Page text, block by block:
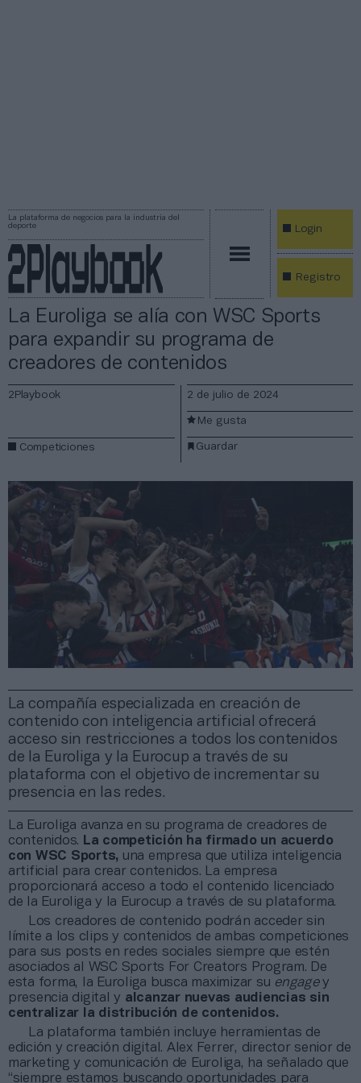
La plataforma de negocios para la industria del
deporte
Login
Registro
La Euroliga se alía con WSC Sports
para expandir su programa de
creadores de contenidos
La compañía especializada en creación de
contenido con inteligencia artificial ofrecerá
acceso sin restricciones a todos los contenidos
de la Euroliga y la Eurocup a través de su
plataforma con el objetivo de incrementar su
presencia en las redes.
2Playbook
Competiciones
2 de julio de 2024
Guardar
Me gusta
La Euroliga avanza en su programa de creadores de
contenidos. La competición ha firmado un acuerdo
con WSC Sports, una empresa que utiliza inteligencia
artificial para crear contenidos. La empresa
proporcionará acceso a todo el contenido licenciado
de la Euroliga y la Eurocup a través de su plataforma.
Los creadores de contenido podrán acceder sin
límite a los clips y contenidos de ambas competiciones
para sus posts en redes sociales siempre que estén
asociados al WSC Sports For Creators Program. De
esta forma, la Euroliga busca maximizar su engagey
presencia digital y alcanzar nuevas audiencias sin
centralizar la distribución de contenidos.
La plataforma también incluye herramientas de
edición y creación digital. Alex Ferrer, director senior de
marketing y comunicación de Euroliga, ha señalado que
“siempre estamos buscando oportunidades para